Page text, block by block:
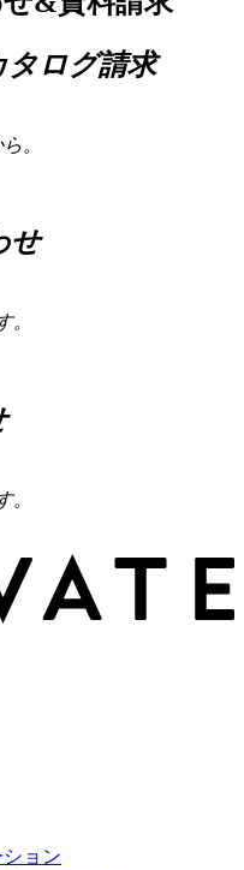
タログ請求
。
せ
。
。
ョン